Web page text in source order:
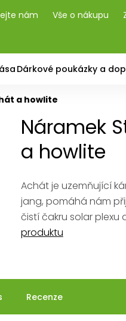
nám Vše o nákupu
Dárkové poukázky a
a howlite
Náramek
a howlite
Achát je uzemňující
jang, pomáhá nám
čistí čakru solar plexu
produktu
Recenze